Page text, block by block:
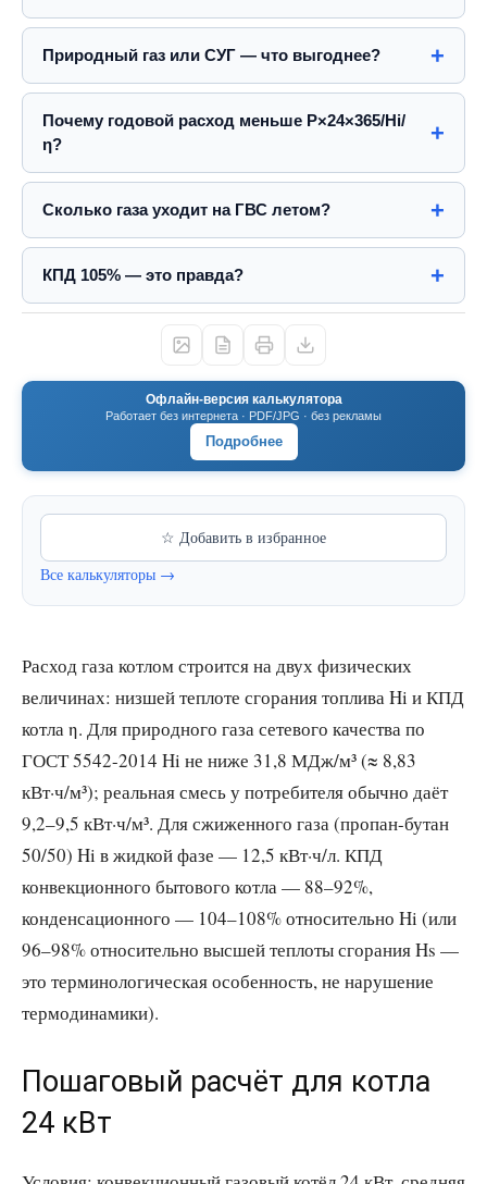
Природный газ или СУГ — что выгоднее?
Почему годовой расход меньше P×24×365/Hi/
η?
Сколько газа уходит на ГВС летом?
КПД 105% — это правда?
Офлайн-версия калькулятора
Работает без интернета · PDF/JPG · без рекламы
Подробнее
☆ Добавить в избранное
Все калькуляторы →
Расход газа котлом строится на двух физических
величинах: низшей теплоте сгорания топлива Hi и КПД
котла η. Для природного газа сетевого качества по
ГОСТ 5542-2014 Hi не ниже 31,8 МДж/м³ (≈ 8,83
кВт·ч/м³); реальная смесь у потребителя обычно даёт
9,2–9,5 кВт·ч/м³. Для сжиженного газа (пропан-бутан
50/50) Hi в жидкой фазе — 12,5 кВт·ч/л. КПД
конвекционного бытового котла — 88–92%,
конденсационного — 104–108% относительно Hi (или
96–98% относительно высшей теплоты сгорания Hs —
это терминологическая особенность, не нарушение
термодинамики).
Пошаговый расчёт для котла
24 кВт